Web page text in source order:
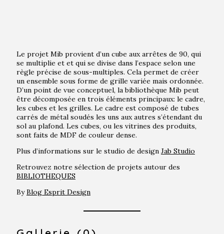
Le projet Mib provient d’un cube aux arrêtes de 90, qui
se multiplie et et qui se divise dans l’espace selon une
règle précise de sous-multiples. Cela permet de créer
un ensemble sous forme de grille variée mais ordonnée.
D’un point de vue conceptuel, la bibliothèque Mib peut
être décomposée en trois éléments principaux: le cadre,
les cubes et les grilles. Le cadre est composé de tubes
carrés de métal soudés les uns aux autres s’étendant du
sol au plafond. Les cubes, ou les vitrines des produits,
sont faits de MDF de couleur dense.
Plus d’informations sur le studio de design Jab Studio
Retrouvez notre sélection de projets autour des
BIBLIOTHEQUES
ByBlog Esprit Design